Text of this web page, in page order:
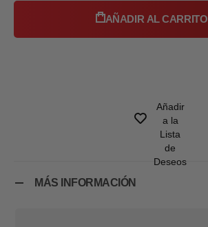
AÑADIR AL CARRITO
Añadir
a la
Lista
de
Deseos
MÁS INFORMACIÓN